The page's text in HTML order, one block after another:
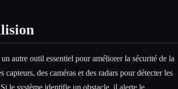
autre outil essentiel pour améliorer la sécurité de la
capteurs, des caméras et des radars pour détecter les
le système identifie un obstacle, il alerte le